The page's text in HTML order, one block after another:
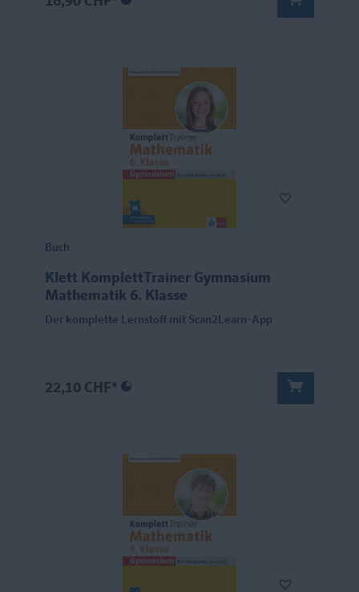
Buch
Klett KomplettTrainer Gymnasium
Mathematik 6. Klasse
Der komplette Lernstoff mit Scan2Learn-App
22,10 CHF*